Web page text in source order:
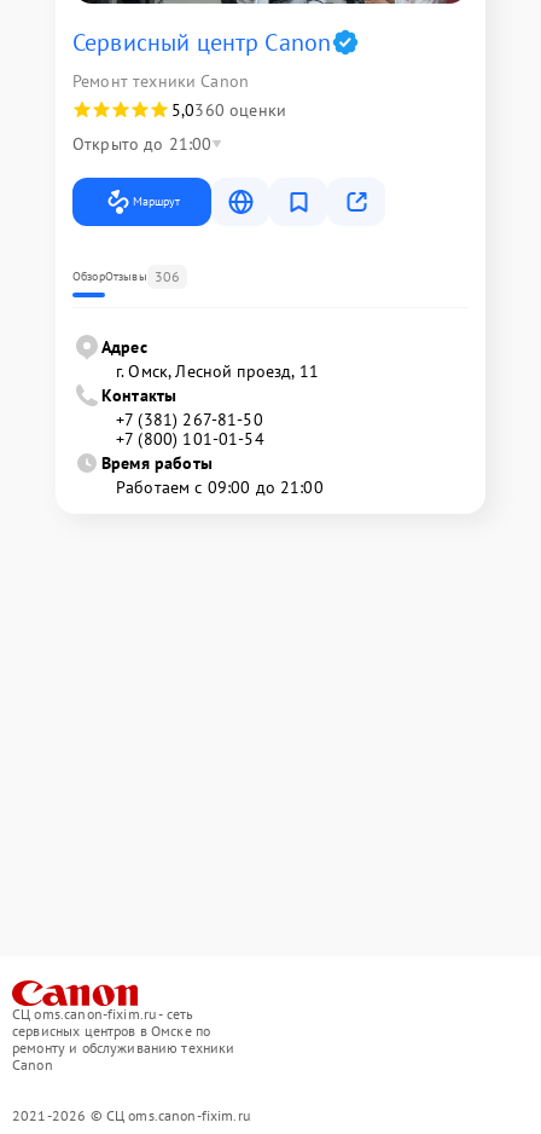
Сервисный центр Canon
Ремонт техники Canon
5,0360 оценки
Открыто до 21:00
Маршрут
ОбзорОтзывы 306
Адрес
г. Омск, ​Лесной проезд, 11
Контакты
+7 (381) 267-81-50
+7 (800) 101-01-54
Время работы
Работаем с 09:00 до 21:00
СЦ oms.canon-fixim.ru - сеть
сервисных центров в Омске по
ремонту и обслуживанию техники
Canon
2021-2026 © СЦ oms.canon-fixim.ru